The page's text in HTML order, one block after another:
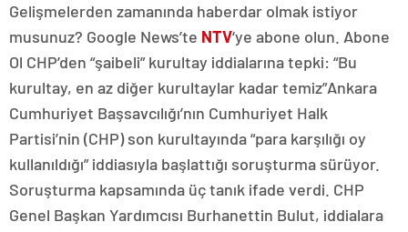
Gelişmelerden zamanında haberdar olmak istiyor
musunuz? Google News’te NTV‘ye abone olun. Abone
Ol CHP’den “şaibeli” kurultay iddialarına tepki: “Bu
kurultay, en az diğer kurultaylar kadar temiz”Ankara
Cumhuriyet Başsavcılığı’nın Cumhuriyet Halk
Partisi’nin (CHP) son kurultayında “para karşılığı oy
kullanıldığı” iddiasıyla başlattığı soruşturma sürüyor.
Soruşturma kapsamında üç tanık ifade verdi. CHP
Genel Başkan Yardımcısı Burhanettin Bulut, iddialara